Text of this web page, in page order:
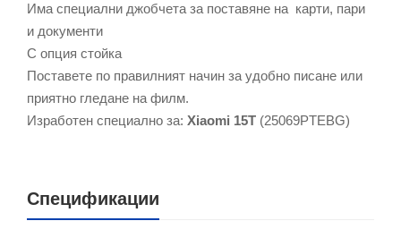
Има специални джобчета за поставяне на карти, пари
и документи
С опция стойка
Поставете по правилният начин за удобно писане или
приятно гледане на филм.
Изработен специално за: Xiaomi 15T (25069PTEBG)
Спецификации